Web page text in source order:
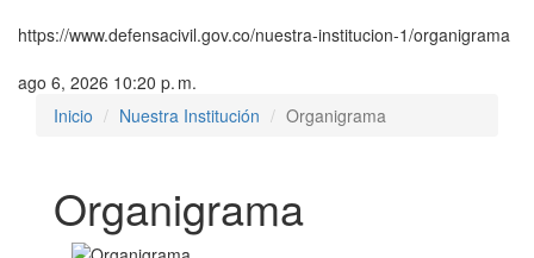
https://www.defensacivil.gov.co/nuestra-institucion-1/organigrama
ago 6, 2026 10:20 p. m.
Inicio
Nuestra Institución Organigrama
Organigrama